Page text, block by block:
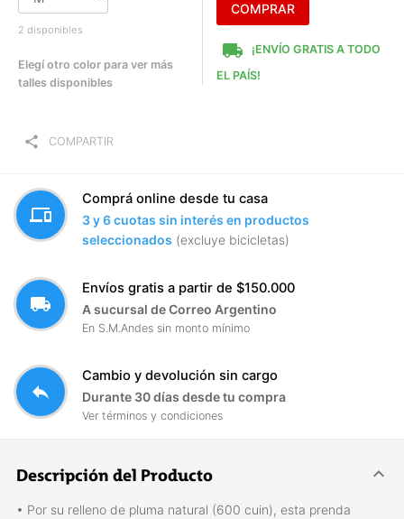
2 disponibles
Elegí otro color para ver más
talles disponibles
COMPRAR
local_shipping
¡ENVÍO GRATIS A TODO
EL PAÍS!
share COMPARTIR
devices
Comprá online desde tu casa
3 y 6 cuotas sin interés en productos
seleccionados (excluye bicicletas)
local_shipping
Envíos gratis a partir de $150.000
A sucursal de Correo Argentino
En S.M.Andes sin monto mínimo
reply
Cambio y devolución sin cargo
Durante 30 días desde tu compra
Ver términos y condiciones
Descripción del Producto
• Por su relleno de pluma natural (600 cuin), esta prenda